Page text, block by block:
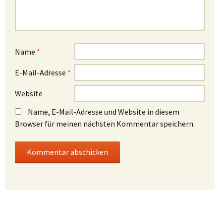
Name *
E-Mail-Adresse *
Website
Name, E-Mail-Adresse und Website in diesem
Browser für meinen nächsten Kommentar speichern.